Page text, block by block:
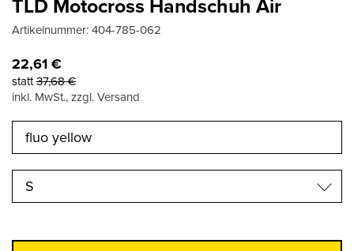
TLD Motocross Handschuh Air
Artikelnummer:404-785-062
22,61€
statt37,68€
inkl. MwSt., zzgl. Versand
S